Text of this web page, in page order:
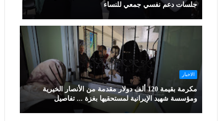
جلسات دعم نفسي جمعي للنساء
الاخبار
مكرمة بقيمة 120 ألف دولار مقدمة من الأنصار الخيرية
ومؤسسة شهيد الإيرانية لمستحقيها بغزة ... تفاصيل